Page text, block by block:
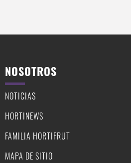
NOSOTROS
NOTICIAS
HORTINEWS
FAMILIA HORTIFRUT
MAPA DE SITIO